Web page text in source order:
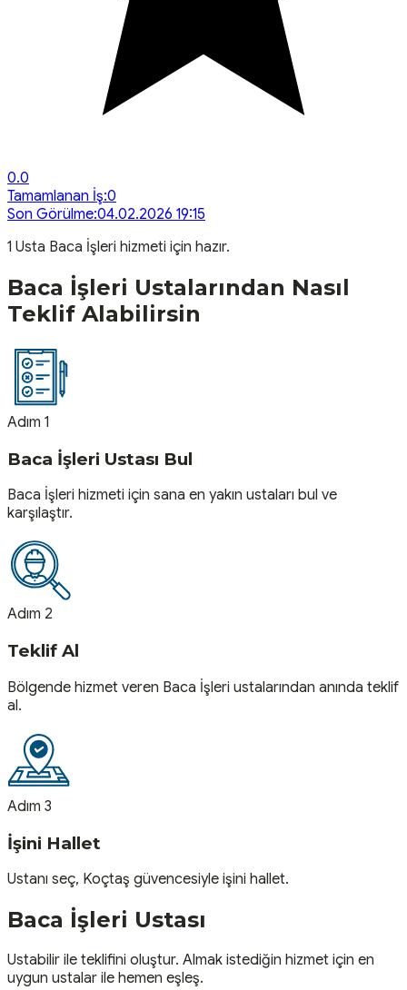
0.0
Tamamlanan İş:0
Son Görülme:04.02.2026 19:15
1 Usta Baca İşleri hizmeti için hazır.
Baca İşleri Ustalarından Nasıl
Teklif Alabilirsin
Adım 1
Baca İşleri Ustası Bul
Baca İşleri hizmeti için sana en yakın ustaları bul ve
karşılaştır.
Adım 2
Teklif Al
Bölgende hizmet veren Baca İşleri ustalarından anında teklif
al.
Adım 3
İşini Hallet
Ustanı seç, Koçtaş güvencesiyle işini hallet.
Baca İşleri Ustası
Ustabilir ile teklifini oluştur. Almak istediğin hizmet için en
uygun ustalar ile hemen eşleş.